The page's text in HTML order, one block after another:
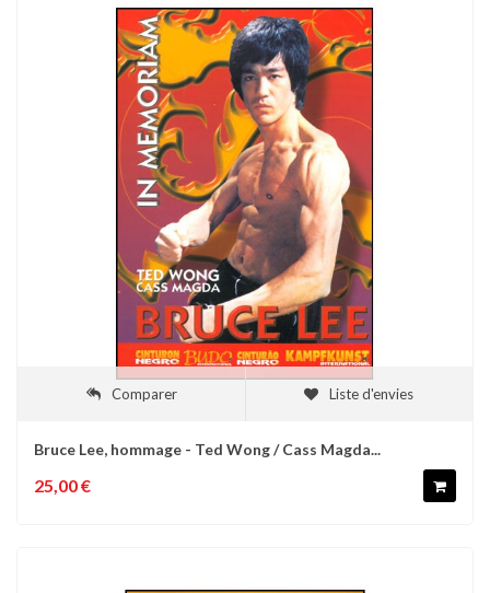
Comparer Liste d'envies
Bruce Lee, hommage - Ted Wong / Cass Magda...
25,00 €